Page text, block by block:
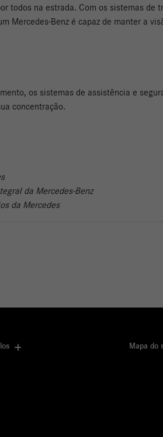
todos na estrada. Com os sistemas de
Mercedes-Benz é capaz de manter a
os sistemas de assistência e
concentração.
da Mercedes-Benz
da Mercedes
Mapa do